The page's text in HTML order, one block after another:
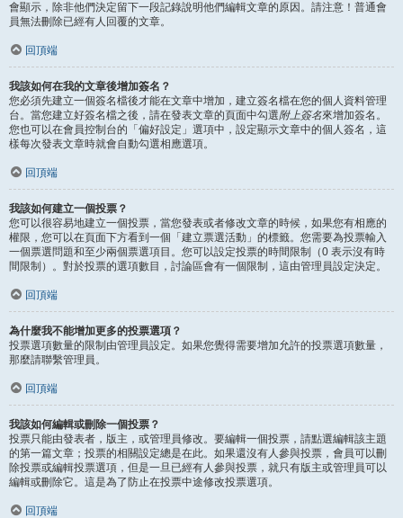
會顯示，除非他們決定留下一段記錄說明他們編輯文章的原因。請注意！普通會
員無法刪除已經有人回覆的文章。
回頂端
我該如何在我的文章後增加簽名？
您必須先建立一個簽名檔後才能在文章中增加，建立簽名檔在您的個人資料管理
台。當您建立好簽名檔之後，請在發表文章的頁面中勾選附上簽名來增加簽名。
您也可以在會員控制台的「偏好設定」選項中，設定顯示文章中的個人簽名，這
樣每次發表文章時就會自動勾選相應選項。
回頂端
我該如何建立一個投票？
您可以很容易地建立一個投票，當您發表或者修改文章的時候，如果您有相應的
權限，您可以在頁面下方看到一個「建立票選活動」的標籤。您需要為投票輸入
一個票選問題和至少兩個票選項目。您可以設定投票的時間限制（0 表示沒有時
間限制）。對於投票的選項數目，討論區會有一個限制，這由管理員設定決定。
回頂端
為什麼我不能增加更多的投票選項？
投票選項數量的限制由管理員設定。如果您覺得需要增加允許的投票選項數量，
那麼請聯繫管理員。
回頂端
我該如何編輯或刪除一個投票？
投票只能由發表者，版主，或管理員修改。要編輯一個投票，請點選編輯該主題
的第一篇文章；投票的相關設定總是在此。如果還沒有人參與投票，會員可以刪
除投票或編輯投票選項，但是一旦已經有人參與投票，就只有版主或管理員可以
編輯或刪除它。這是為了防止在投票中途修改投票選項。
回頂端